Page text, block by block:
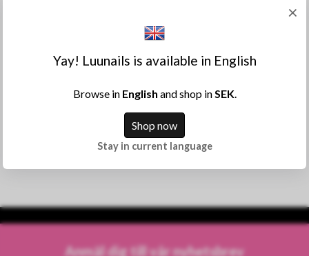
Köp
Holographic Butterfly Nail Art Glitter
Anmäl dig till vår nyhetsbrev
×
Yay! Luunails is available in English
Browse in English and shop in SEK.
Shop now
Stay in current language